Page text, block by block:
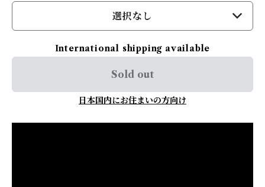
選択なし
International shipping available
Sold out
日本国内にお住まいの方向け